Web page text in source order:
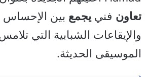
تعاون فني يجمع بين
والإيقاعات الشبابية التي
الموسيقى الحديثة.